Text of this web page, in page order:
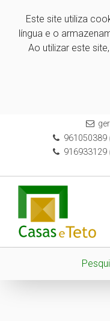
Este site utiliza
língua e o
Ao utilizar este
961050389
916933129